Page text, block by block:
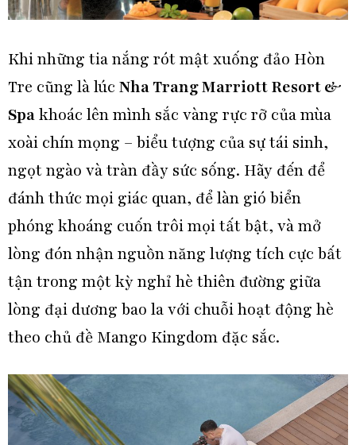
Khi những tia nắng rót mật xuống đảo Hòn
Tre cũng là lúc Nha Trang Marriott Resort &
Spakhoác lên mình sắc vàng rực rỡ của mùa
xoài chín mọng – biểu tượng của sự tái sinh,
ngọt ngào và tràn đầy sức sống. Hãy đến để
đánh thức mọi giác quan, để làn gió biển
phóng khoáng cuốn trôi mọi tất bật, và mở
lòng đón nhận nguồn năng lượng tích cực bất
tận trong một kỳ nghỉ hè thiên đường giữa
lòng đại dương bao la với chuỗi hoạt động hè
theo chủ đề Mango Kingdom đặc sắc.